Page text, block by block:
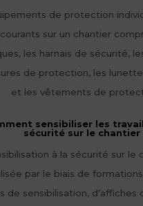
de protection
sur un chantier
les harnais de sécurité,
de protection, les
et les vêtements de
sensibiliser les
sécurité sur le chantier
à la sécurité sur le
par le biais de
de sensibilisation,